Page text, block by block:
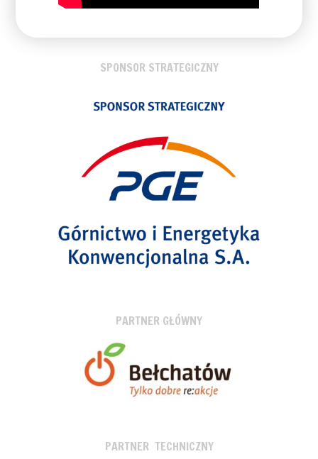
SPONSOR STRATEGICZNY
PARTNER GŁÓWNY
PARTNER TECHNICZNY